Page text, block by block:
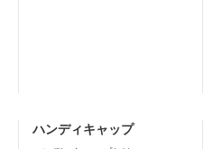
ハンディキャップ